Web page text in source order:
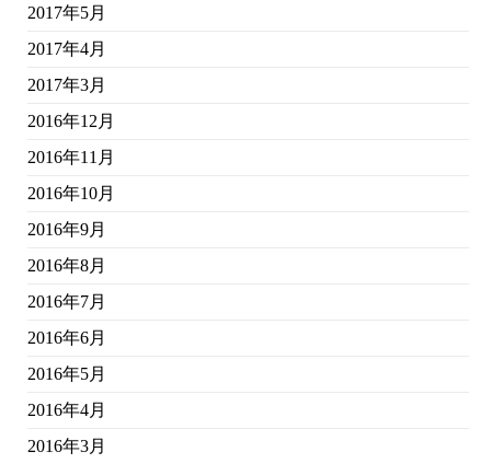
2017年5月
2017年4月
2017年3月
2016年12月
2016年11月
2016年10月
2016年9月
2016年8月
2016年7月
2016年6月
2016年5月
2016年4月
2016年3月